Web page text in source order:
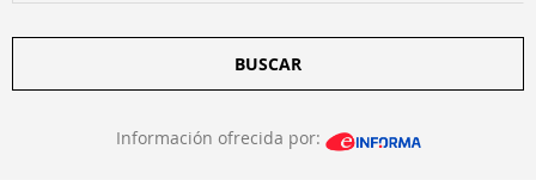
BUSCAR
Información ofrecida por: